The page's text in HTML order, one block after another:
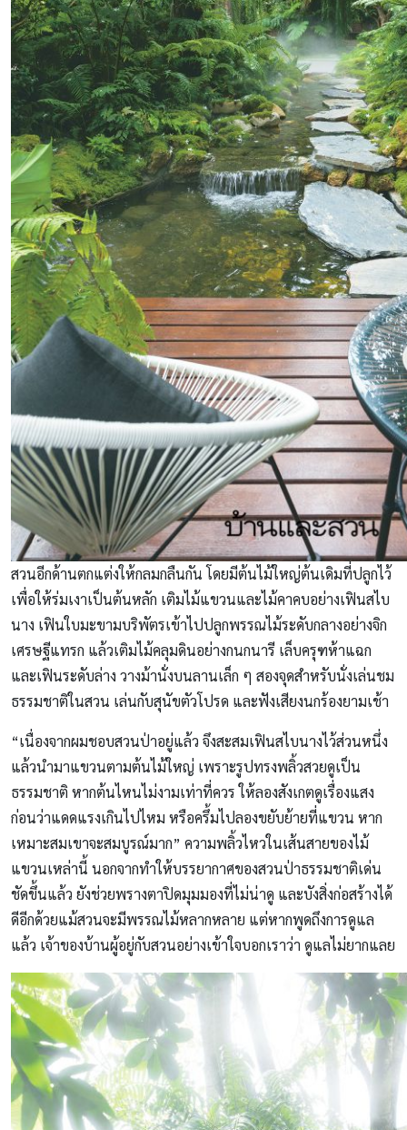
สวนอีกด้านตกแต่งให้กลมกลืนกัน โดยมีต้นไม้ใหญ่ต้นเดิมที่ปลูกไว้
เพื่อให้ร่มเงาเป็นต้นหลัก เติมไม้แขวนและไม้คาคบอย่างเฟินสไบ
นาง เฟินใบมะขามบริพัตรเข้าไปปลูกพรรณไม้ระดับกลางอย่างจิก
เศรษฐีแทรก แล้วเติมไม้คลุมดินอย่างกนกนารี เล็บครุฑห้าแฉก
และเฟินระดับล่าง วางม้านั่งบนลานเล็ก ๆ สองจุดสำหรับนั่งเล่นชม
ธรรมชาติในสวน เล่นกับสุนัขตัวโปรด และฟังเสียงนกร้องยามเช้า
“เนื่องจากผมชอบสวนป่าอยู่แล้ว จึงสะสมเฟินสไบนางไว้ส่วนหนึ่ง
แล้วนำมาแขวนตามต้นไม้ใหญ่ เพราะรูปทรงพลิ้วสวยดูเป็น
ธรรมชาติ หากต้นไหนไม่งามเท่าที่ควร ให้ลองสังเกตดูเรื่องแสง
ก่อนว่าแดดแรงเกินไปไหม หรือครึ้มไปลองขยับย้ายที่แขวน หาก
เหมาะสมเขาจะสมบูรณ์มาก” ความพลิ้วไหวในเส้นสายของไม้
แขวนเหล่านี้ นอกจากทำให้บรรยากาศของสวนป่าธรรมชาติเด่น
ชัดขึ้นแล้ว ยังช่วยพรางตาปิดมุมมองที่ไม่น่าดู และบังสิ่งก่อสร้างได้
ดีอีกด้วยแม้สวนจะมีพรรณไม้หลากหลาย แต่หากพูดถึงการดูแล
แล้ว เจ้าของบ้านผู้อยู่กับสวนอย่างเข้าใจบอกเราว่า ดูแลไม่ยากแลย